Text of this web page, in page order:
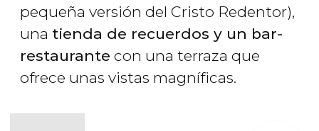
pequeña versión del Cristo Redentor),
una tienda de recuerdos y un bar-
restaurante con una terraza que
ofrece unas vistas magníficas.